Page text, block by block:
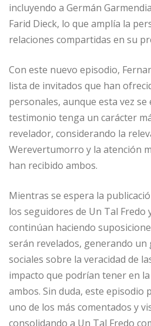
incluyendo a Germán
Farid Dieck, lo que amplía la
relaciones compartidas en su
Con este nuevo episodio,
lista de invitados que han
personales, aunque esta vez se
testimonio tenga un carácter
revelador, considerando la
Werevertumorro y la atención
han recibido ambos.
Mientras se espera la
los seguidores de Un Tal
continúan haciendo
serán revelados, generando un
sociales sobre la veracidad de
impacto que podrían tener en
ambos. Sin duda, este episodio
uno de los más comentados y
consolidando a Un Tal Fredo